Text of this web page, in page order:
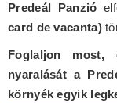
Predeál Panzió
card de vacanta)
Foglaljon most,
nyaralását a
környék egyik